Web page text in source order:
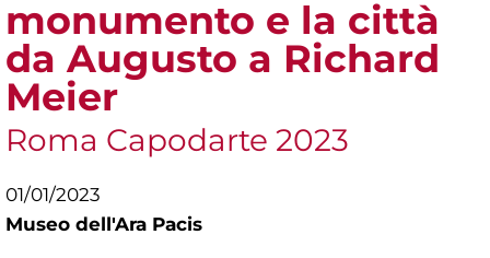
monumento e la città
da Augusto a Richard
Meier
Roma Capodarte 2023
01/01/2023
Museo dell'Ara Pacis